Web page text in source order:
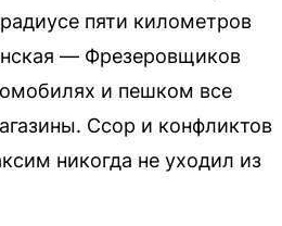
пяти километров
— Фрезеровщиков
и пешком все
Ссор и конфликтов
никогда не уходил из